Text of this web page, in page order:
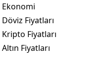
Ekonomi
Döviz Fiyatları
Kripto Fiyatları
Altın Fiyatları